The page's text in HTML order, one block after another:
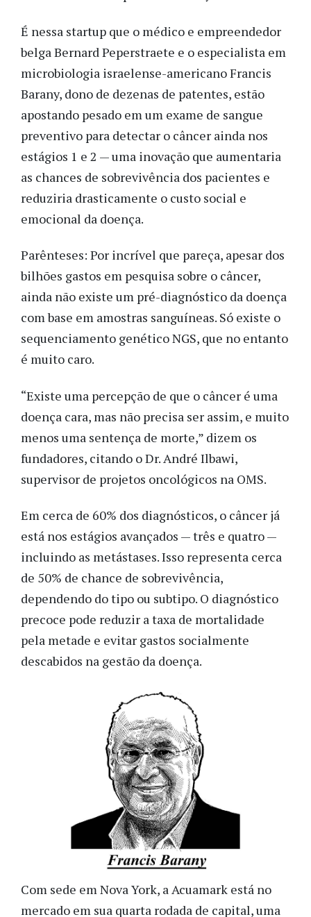
É nessa startup que o médico e empreendedor
belga Bernard Peperstraete e o especialista em
microbiologia israelense-americano Francis
Barany, dono de dezenas de patentes, estão
apostando pesado em um exame de sangue
preventivo para detectar o câncer ainda nos
estágios 1 e 2 — uma inovação que aumentaria
as chances de sobrevivência dos pacientes e
reduziria drasticamente o custo social e
emocional da doença.
Parênteses: Por incrível que pareça, apesar dos
bilhões gastos em pesquisa sobre o câncer,
ainda não existe um pré-diagnóstico da doença
com base em amostras sanguíneas. Só existe o
sequenciamento genético NGS, que no entanto
é muito caro.
“Existe uma percepção de que o câncer é uma
doença cara, mas não precisa ser assim, e muito
menos uma sentença de morte,” dizem os
fundadores, citando o Dr. André Ilbawi,
supervisor de projetos oncológicos na OMS.
Em cerca de 60% dos diagnósticos, o câncer já
está nos estágios avançados — três e quatro —
incluindo as metástases. Isso representa cerca
de 50% de chance de sobrevivência,
dependendo do tipo ou subtipo. O diagnóstico
precoce pode reduzir a taxa de mortalidade
pela metade e evitar gastos socialmente
descabidos na gestão da doença.
Com sede em Nova York, a Acuamark está no
mercado em sua quarta rodada de capital, uma